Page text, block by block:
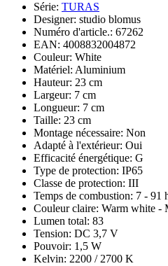
Série: TURAS
Designer: studio blomus
Numéro d'article.: 67262
EAN: 4008832004872
Couleur: White
Matériel: Aluminium
Hauteur: 23 cm
Largeur: 7 cm
Longueur: 7 cm
Taille: 23 cm
Montage nécessaire: Non
Adapté à l'extérieur: Oui
Efficacité énergétique: G
Type de protection: IP65
Classe de protection: III
Temps de combustion: 7 - 91
Couleur claire: Warm white -
Lumen total: 83
Tension: DC 3,7 V
Pouvoir: 1,5 W
Kelvin: 2200 / 2700 K